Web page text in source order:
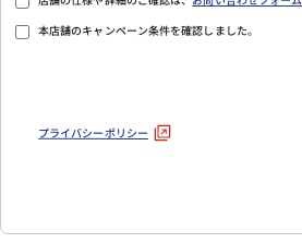
本店舗のキャンペーン条件を確認しました。
プライバシーポリシー